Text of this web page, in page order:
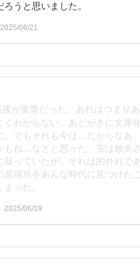
うと思いました。
2025/06/21
が衝撃だった。あれはつまり
わからない。あとがきに文庫
。でもそれも今は…だからなあ
ね…などと思った。実は敏夫
疑っていたが、それは的外れで
場所をあんな時代に見つけた
った。
2025/06/19